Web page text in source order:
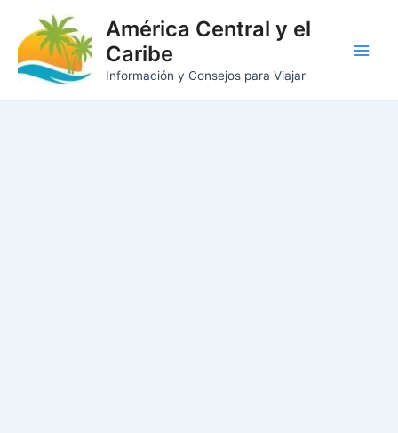
contenido
América Central y el
Caribe
Información y Consejos para Viajar